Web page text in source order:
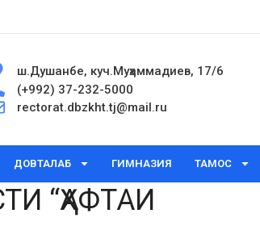
ш.Душанбе, куч.Муҳаммадиев, 17/6
(+992) 37-232-5000
rectorat.dbzkht.tj@mail.ru
ДОВТАЛАБ ГИМНАЗИЯ ТАМОС
“ҲАФТАИ